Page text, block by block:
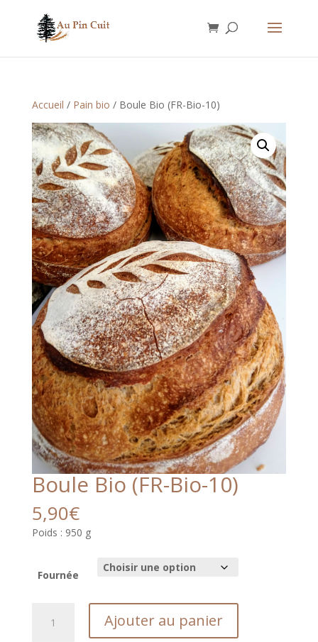
Accueil / Pain bio / Boule Bio (FR-Bio-10)
Boule Bio (FR-Bio-10)
5,90€
Poids : 950 g
Fournée
Ajouter au panier